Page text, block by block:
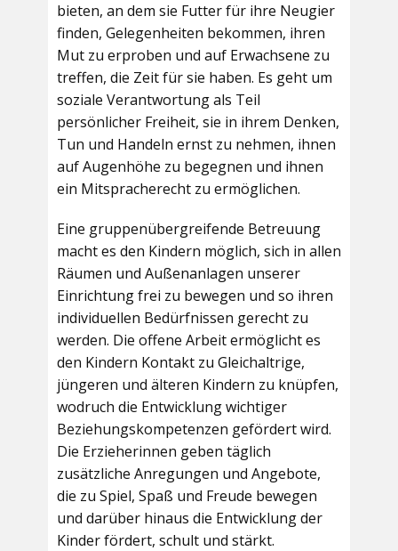
bieten, an dem sie Futter für ihre Neugier
finden, Gelegenheiten bekommen, ihren
Mut zu erproben und auf Erwachsene zu
treffen, die Zeit für sie haben. Es geht um
soziale Verantwortung als Teil
persönlicher Freiheit, sie in ihrem Denken,
Tun und Handeln ernst zu nehmen, ihnen
auf Augenhöhe zu begegnen und ihnen
ein Mitspracherecht zu ermöglichen.
Eine gruppenübergreifende Betreuung
macht es den Kindern möglich, sich in allen
Räumen und Außenanlagen unserer
Einrichtung frei zu bewegen und so ihren
individuellen Bedürfnissen gerecht zu
werden. Die offene Arbeit ermöglicht es
den Kindern Kontakt zu Gleichaltrige,
jüngeren und älteren Kindern zu knüpfen,
wodruch die Entwicklung wichtiger
Beziehungskompetenzen gefördert wird.
Die Erzieherinnen geben täglich
zusätzliche Anregungen und Angebote,
die zu Spiel, Spaß und Freude bewegen
und darüber hinaus die Entwicklung der
Kinder fördert, schult und stärkt.